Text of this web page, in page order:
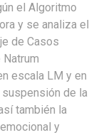
el Algoritmo
y se analiza el
de Casos
escala LM y en
de la
también la
y